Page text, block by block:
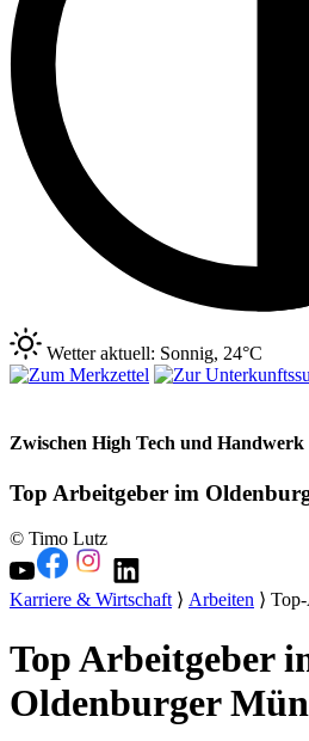
Wetter aktuell: Sonnig, 24°C
Zwischen High Tech und Handwerk
Top Arbeitgeber im
© Timo Lutz
Karriere & Wirtschaft⟩ Arbeiten ⟩
Top Arbeitgeber
Oldenburger